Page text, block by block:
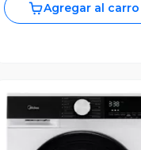
Agregar al carro